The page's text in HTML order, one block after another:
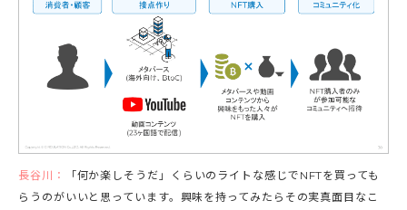
長谷川：
「何か楽しそうだ」くらいのライトな感じでNFTを買っても
らうのがいいと思っています。興味を持ってみたらその実真面目なこ